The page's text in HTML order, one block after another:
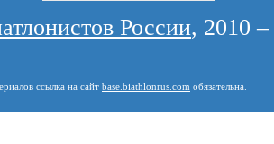
России, 2010
ссылка на сайт base.biathlonrus.com обязательна.